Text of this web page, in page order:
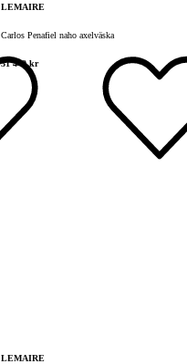
LEMAIRE
Carlos Penafiel naho axelväska
51 449 kr
LEMAIRE